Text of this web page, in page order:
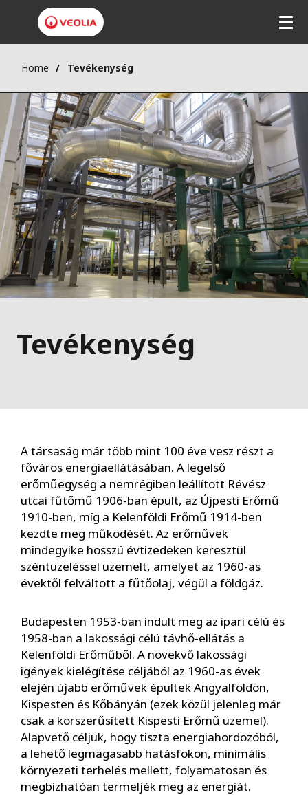
Home Tevékenység
Tevékenység
A társaság már több mint 100 éve vesz részt a
főváros energiaellátásában. A legelső
erőműegység a nemrégiben leállított Révész
utcai fűtőmű 1906-ban épült, az Újpesti Erőmű
1910-ben, míg a Kelenföldi Erőmű 1914-ben
kezdte meg működését. Az erőművek
mindegyike hosszú évtizedeken keresztül
széntüzeléssel üzemelt, amelyet az 1960-as
évektől felváltott a fűtőolaj, végül a földgáz.
Budapesten 1953-ban indult meg az ipari célú és
1958-ban a lakossági célú távhő-ellátás a
Kelenföldi Erőműből. A növekvő lakossági
igények kielégítése céljából az 1960-as évek
elején újabb erőművek épültek Angyalföldön,
Kispesten és Kőbányán (ezek közül jelenleg már
csak a korszerűsített Kispesti Erőmű üzemel).
Alapvető céljuk, hogy tiszta energiahordozóból,
a lehető legmagasabb hatásfokon, minimális
környezeti terhelés mellett, folyamatosan és
megbízhatóan termeljék meg az energiát.